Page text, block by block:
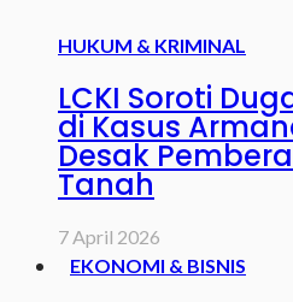
HUKUM & KRIMINAL
LCKI Soroti
di Kasus
Desak
Tanah
7 April 2026
EKONOMI & BISNIS